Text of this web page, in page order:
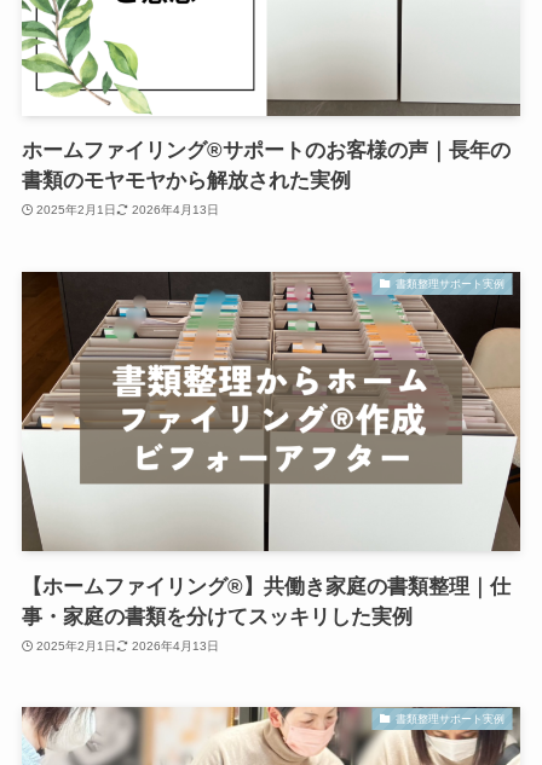
ホームファイリング®サポートのお客様の声｜長年の
書類のモヤモヤから解放された実例
2025年2月1日 2026年4月13日
書類整理サポート実例
【ホームファイリング®】共働き家庭の書類整理｜仕
事・家庭の書類を分けてスッキリした実例
2025年2月1日 2026年4月13日
書類整理サポート実例